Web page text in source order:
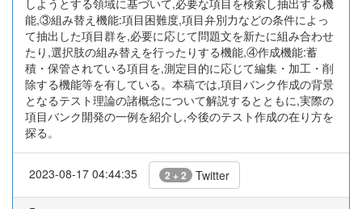
しようとする領域に基づいて,必要な項目を検索し抽出する機
能,③組み替え機能:項目困難度,項目弁別力などの条件によっ
て抽出した項目群を,必要に応じて問題文を新たに組み合わせ
たり,選択肢の組み替えを行ったりする機能,④作成機能:蓄
積・保管されている項目を,測定目的に応じて編集・加工・削
除する機能等を有している。本稿では,項目バンク作成の背景
となるテスト理論の諸概念について解説するとともに,実際の
項目バンク開発の一例を紹介し,今後のテスト作成の在り方を
探る。
2023-08-17 04:44:35 2 + 2 Twitter